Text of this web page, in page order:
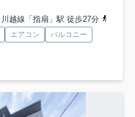
川越線「指扇」駅 徒歩27分
エアコン
バルコニー